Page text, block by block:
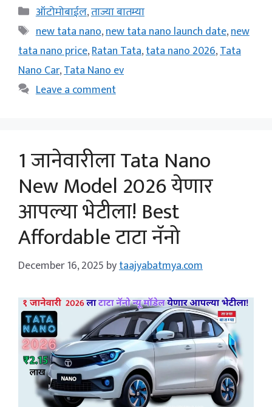
Categories
ऑटोमोबाईल,ताज्या बातम्या
Tags
new tata nano,new tata nano launch date,new
tata nano price,Ratan Tata,tata nano 2026,Tata
Nano Car,Tata Nano ev
Leave a comment
1 जानेवारीला Tata Nano
New Model 2026 येणार
आपल्या भेटीला! Best
Affordable टाटा नॅनो
December 16, 2025 bytaajyabatmya.com